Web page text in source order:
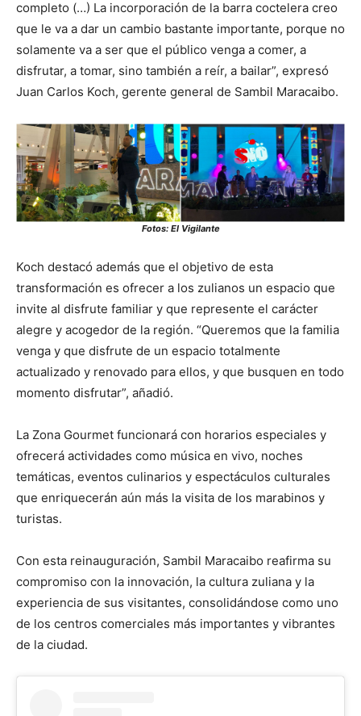
completo (…) La incorporación de la barra coctelera creo
que le va a dar un cambio bastante importante, porque no
solamente va a ser que el público venga a comer, a
disfrutar, a tomar, sino también a reír, a bailar”, expresó
Juan Carlos Koch, gerente general de Sambil Maracaibo.
Fotos: El Vigilante
Koch destacó además que el objetivo de esta
transformación es ofrecer a los zulianos un espacio que
invite al disfrute familiar y que represente el carácter
alegre y acogedor de la región. “Queremos que la familia
venga y que disfrute de un espacio totalmente
actualizado y renovado para ellos, y que busquen en todo
momento disfrutar”, añadió.
La Zona Gourmet funcionará con horarios especiales y
ofrecerá actividades como música en vivo, noches
temáticas, eventos culinarios y espectáculos culturales
que enriquecerán aún más la visita de los marabinos y
turistas.
Con esta reinauguración, Sambil Maracaibo reafirma su
compromiso con la innovación, la cultura zuliana y la
experiencia de sus visitantes, consolidándose como uno
de los centros comerciales más importantes y vibrantes
de la ciudad.